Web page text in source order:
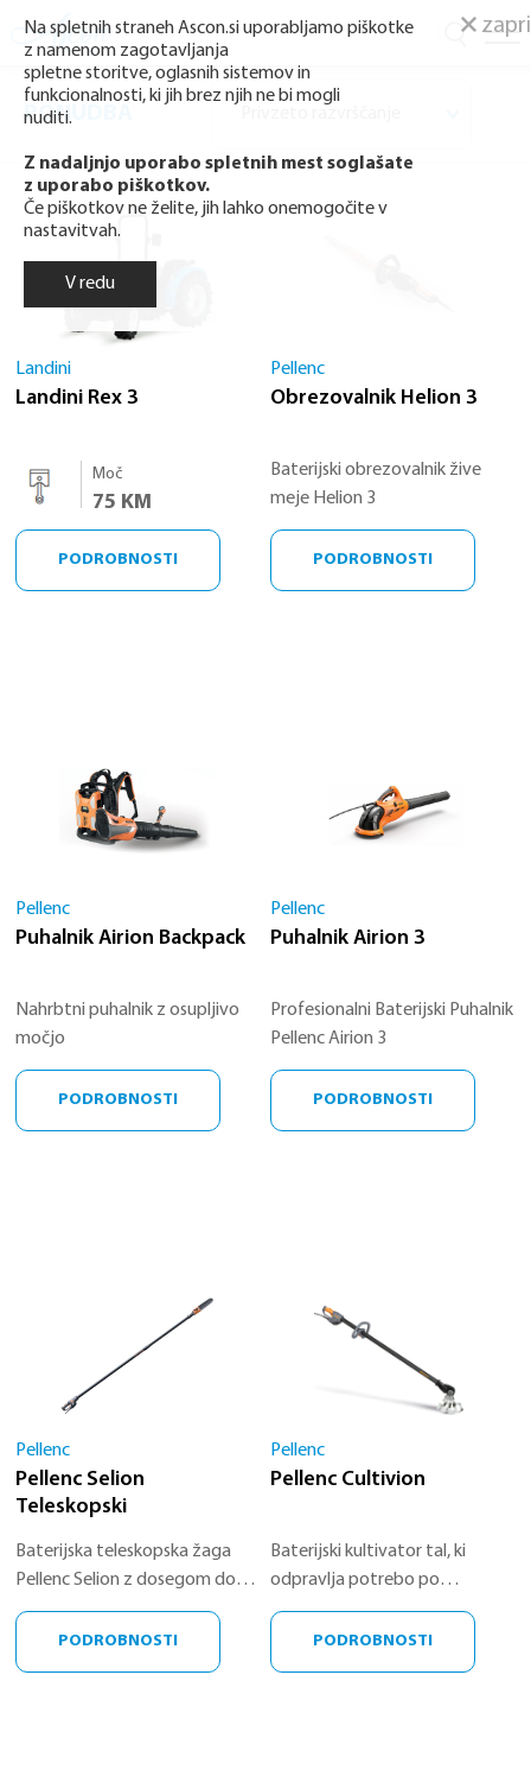
PONUDBA
Landini
Landini Rex 3
Moč
75 KM
PODROBNOSTI
Pellenc
Obrezovalnik Helion 3
Baterijski obrezovalnik žive
meje Helion 3
PODROBNOSTI
Pellenc
Puhalnik Airion Backpack
Nahrbtni puhalnik z osupljivo
močjo
PODROBNOSTI
Pellenc
Puhalnik Airion 3
Profesionalni Baterijski Puhalnik
Pellenc Airion 3
PODROBNOSTI
Pellenc
Pellenc Selion
Teleskopski
Baterijska teleskopska žaga
Pellenc Selion z dosegom do
4,5 m
PODROBNOSTI
Pellenc
Pellenc Cultivion
Baterijski kultivator tal, ki
odpravlja potrebo po
kemičnem zatiranju plevela
PODROBNOSTI
zapri
Na spletnih straneh Ascon.si uporabljamo piškotke
z namenom zagotavljanja
spletne storitve, oglasnih sistemov in
funkcionalnosti, ki jih brez njih ne bi mogli
nuditi.
Z nadaljnjo uporabo spletnih mest soglašate
z uporabo piškotkov.
Če piškotkov ne želite, jih lahko onemogočite v
nastavitvah.
V redu